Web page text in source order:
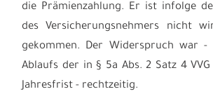
die Prämienzahlung. Er ist infolge
des Versicherungsnehmers nicht
gekommen. Der Widerspruch war -
Ablaufs der in § 5a Abs. 2 Satz 4
Jahresfrist - rechtzeitig.